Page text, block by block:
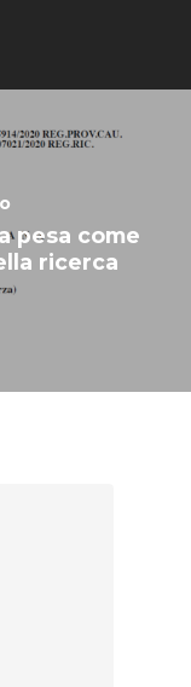
pesa come
ricerca